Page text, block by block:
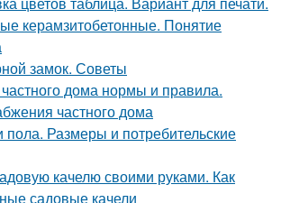
керамзитобетонные. Понятие
замок. Советы
дома нормы и правила.
частного дома
пола. Размеры и потребительские
качелю своими руками. Как
садовые качели